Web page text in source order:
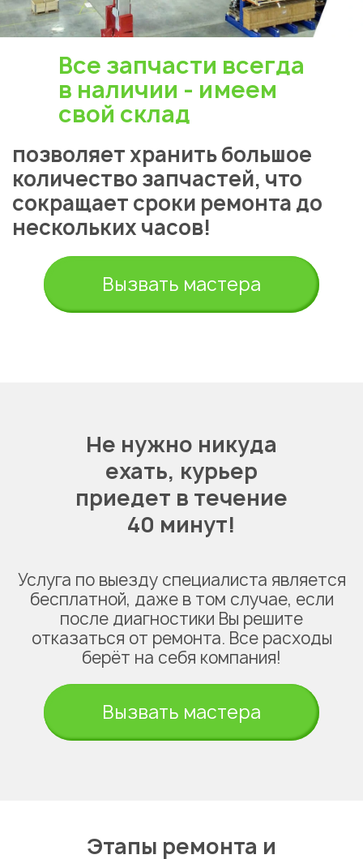
Все запчасти всегда
в наличии - имеем
свой склад
позволяет хранить большое
количество запчастей, что
сокращает сроки ремонта до
нескольких часов!
Вызвать мастера
Не нужно никуда
ехать, курьер
приедет в течение
40 минут!
Услуга по выезду специалиста является
бесплатной, даже в том случае, если
после диагностики Вы решите
отказаться от ремонта. Все расходы
берёт на себя компания!
Вызвать мастера
города